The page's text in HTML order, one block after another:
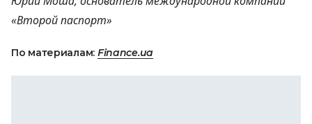
«Второй паспорт»
По материалам: Finance.ua